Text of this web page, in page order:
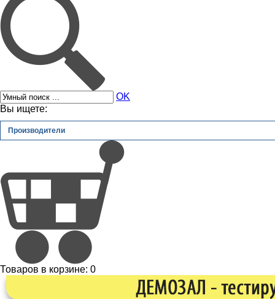
OK
Вы ищете:
Производители
Товаров в корзине: 0